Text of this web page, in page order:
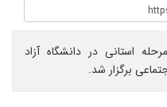
استانی در دانشگاه آزاد
برگزار شد.